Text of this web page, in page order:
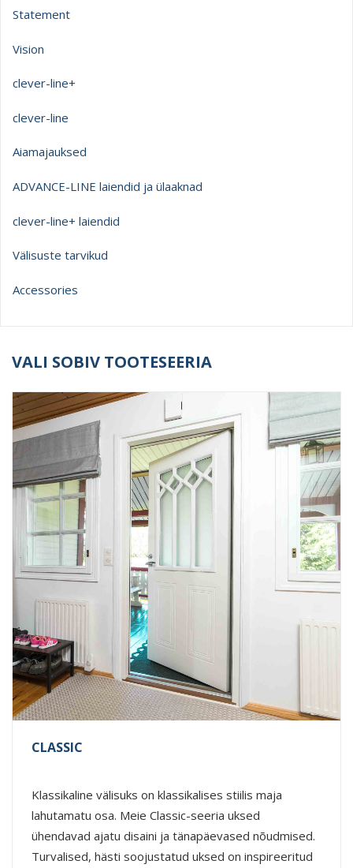
Statement
Vision
clever-line+
clever-line
Aiamajauksed
ADVANCE-LINE laiendid ja ülaaknad
clever-line+ laiendid
Välisuste tarvikud
Accessories
VALI SOBIV TOOTESEERIA
CLASSIC
Klassikaline välisuks on klassikalises stiilis maja
lahutamatu osa. Meie Classic-seeria uksed
ühendavad ajatu disaini ja tänapäevased nõudmised.
Turvalised, hästi soojustatud uksed on inspireeritud